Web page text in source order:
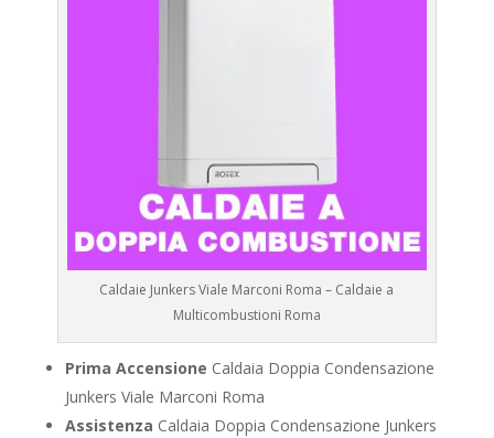
Caldaie Junkers Viale Marconi Roma – Caldaie a
Multicombustioni Roma
Prima Accensione Caldaia Doppia Condensazione
Junkers Viale Marconi Roma
Assistenza Caldaia Doppia Condensazione Junkers